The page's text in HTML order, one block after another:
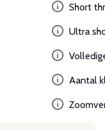
Short
Ultra
Aantal